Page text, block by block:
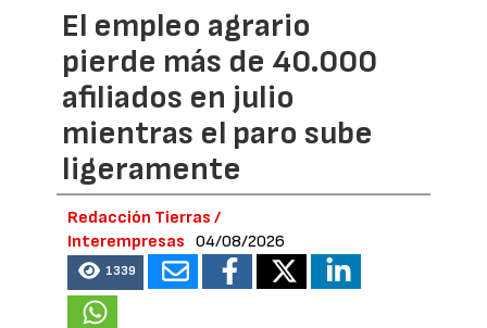
El empleo agrario
pierde más de 40.000
afiliados en julio
mientras el paro sube
ligeramente
Redacción Tierras /
Interempresas
04/08/2026
1339